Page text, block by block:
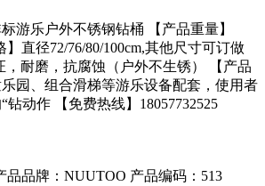
游乐户外不锈钢钻桶 【产品重量】
直径72/76/80/100cm,其他尺寸可订做
，耐磨，抗腐蚀（户外不生锈） 【产品
园、组合滑梯等游乐设备配套，使用者
钻动作 【免费热线】18057732525
品品牌：NUUTOO 产品编码：513